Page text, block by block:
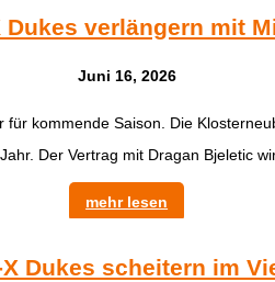
Dukes verlängern mit
Juni 16, 2026
kommende Saison. Die
Der Vertrag mit Dragan Bjeletic
mehr lesen
Dukes scheitern im